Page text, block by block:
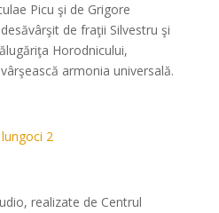
Picu şi de Grigore
de fraţii Silvestru şi
Horodnicului,
armonia universală.
realizate de Centrul